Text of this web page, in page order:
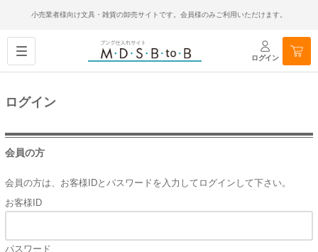
小売業者様向け文具・雑貨の卸売サイトです。会員様のみご利用いただけます。
ログイン
ログイン
会員の方
会員の方は、お客様IDとパスワードを入力してログインして下さい。
お客様ID
パスワード